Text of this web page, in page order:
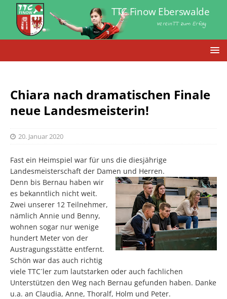
VereinTT zum Erfolg
TTC Finow Eberswalde
Chiara nach dramatischen Finale
neue Landesmeisterin!
20. Januar 2020
Fast ein Heimspiel war für uns die diesjährige
Landesmeisterschaft der Damen und Herren.
Denn bis Bernau haben wir
es bekanntlich nicht weit.
Zwei unserer 12 Teilnehmer,
nämlich Annie und Benny,
wohnen sogar nur wenige
hundert Meter von der
Austragungsstätte entfernt.
Schön war das auch richtig
viele TTC´ler zum lautstarken oder auch fachlichen
Unterstützen den Weg nach Bernau gefunden haben. Danke
u.a. an Claudia, Anne, Thoralf, Holm und Peter.